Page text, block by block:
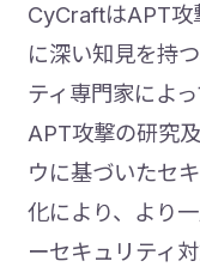
CyCraftはAPT攻
に深い知見を持
ティ専門家によ
APT攻撃の研究
ウに基づいたセ
化により、より
ーセキュリティ